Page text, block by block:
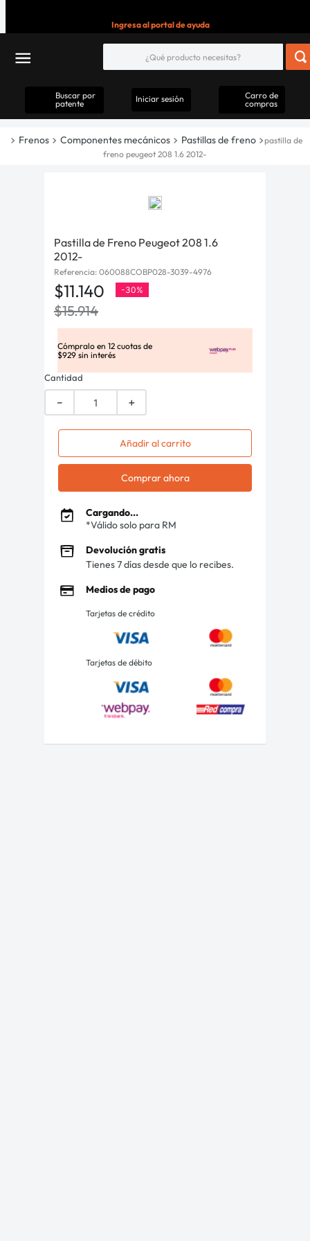
Ingresa al portal de ayuda
Buscar por
patente
Iniciar sesión
Carro de
compras
Frenos Componentes mecánicos Pastillas de freno
pastilla de
freno peugeot 208 1.6 2012-
Pastilla de Freno Peugeot 208 1.6
2012-
Referencia: 060088COBP028-3039-4976
$11.140 -30%
$15.914
Cómpralo en 12 cuotas de
$929 sin interés
Cantidad
＋
－
Añadir al carrito
Comprar ahora
Cargando...
*Válido solo para RM
Devolución gratis
Tienes 7 días desde que lo recibes.
Medios de pago
Tarjetas de crédito
Tarjetas de débito